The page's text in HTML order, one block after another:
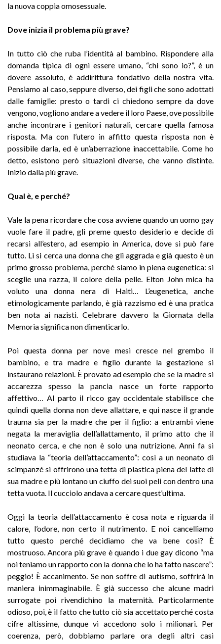
la nuova coppia omosessuale.
Dove inizia il problema più grave?
In tutto ciò che ruba l’identità al bambino. Rispondere alla
domanda tipica di ogni essere umano, “chi sono io?”, è un
dovere assoluto, è addirittura fondativo della nostra vita.
Pensiamo al caso, seppure diverso, dei figli che sono adottati
dalle famiglie: presto o tardi ci chiedono sempre da dove
vengono, vogliono andare a vedere il loro Paese, ove possibile
anche incontrare i genitori naturali, cercare quella famosa
risposta. Ma con l’utero in affitto questa risposta non è
possibile darla, ed è un’aberrazione inaccettabile. Come ho
detto, esistono però situazioni diverse, che vanno distinte.
Inizio dalla più grave.
Qual è, e perché?
Vale la pena ricordare che cosa avviene quando un uomo gay
vuole fare il padre, gli preme questo desiderio e decide di
recarsi all’estero, ad esempio in America, dove si può fare
tutto. Lì si cerca una donna che gli aggrada e già questo è un
primo grosso problema, perché siamo in piena eugenetica: si
sceglie una razza, il colore della pelle. Elton John mica ha
voluto una donna nera di Haiti… L’eugenetica, anche
etimologicamente parlando, è già razzismo ed è una pratica
ben nota ai nazisti. Celebrare davvero la Giornata della
Memoria significa non dimenticarlo.
Poi questa donna per nove mesi cresce nel grembo il
bambino, e tra madre e figlio durante la gestazione si
instaurano relazioni. È provato ad esempio che se la madre si
accarezza spesso la pancia nasce un forte rapporto
affettivo… Al parto il ricco gay occidentale stabilisce che
quindi quella donna non deve allattare, e qui nasce il grande
trauma sia per la madre che per il figlio: a entrambi viene
negata la meraviglia dell’allattamento, il primo atto che il
neonato cerca, e che non è solo una nutrizione. Anni fa si
studiava la “teoria dell’attaccamento”: così a un neonato di
scimpanzé si offrirono una tetta di plastica piena del latte di
sua madre e più lontano un ciuffo dei suoi peli con dentro una
tetta vuota. Il cucciolo andava a cercare quest’ultima.
Oggi la teoria dell’attaccamento è cosa nota e riguarda il
calore, l’odore, non certo il nutrimento. E noi cancelliamo
tutto questo perché decidiamo che va bene così? È
mostruoso. Ancora più grave è quando i due gay dicono “ma
noi teniamo un rapporto con la donna che lo ha fatto nascere”:
peggio! È accanimento. Se non soffre di autismo, soffrirà in
maniera inimmaginabile. È già successo che alcune madri
surrogate poi rivendichino la maternità. Particolarmente
odioso, poi, è il fatto che tutto ciò sia accettato perché costa
cifre altissime, dunque vi accedono solo i milionari. Per
coerenza, però, dobbiamo parlare ora degli altri casi